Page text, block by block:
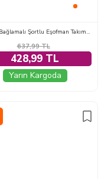
Önden Bağlamalı Şortlu Eşofman Takımı Mavi - 28612-MAVI
637,99TL
428,99 TL
Yarın Kargoda